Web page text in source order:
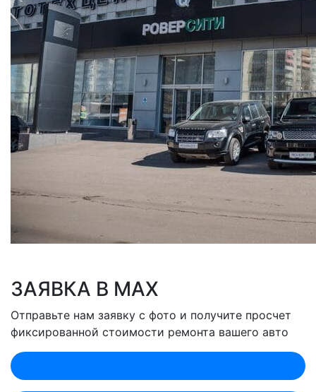
ЗАЯВКА В MAX
Отправьте нам заявку с фото и получите просчет
фиксированной стоимости ремонта вашего авто